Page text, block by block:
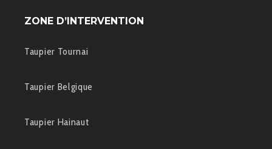
ZONE D’INTERVENTION
Taupier Tournai
Taupier Belgique
Taupier Hainaut